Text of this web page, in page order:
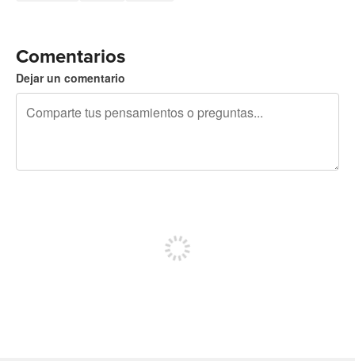
Comentarios
Dejar un comentario